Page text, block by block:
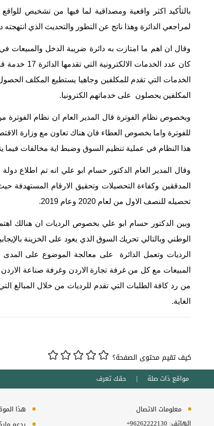
بالتأكيد اكثر واقعية ‏ومصداقية لما فيها من ‏تشخيص
لمراجعي الدائرة وهذا ناتج عن التطور والتحديث الذي
وقال ان اهم ما امتازت به دائرة ضريبة الدخل
الخدمات التي تقدم للمكلفين وجاهيا يستطيع المكلف
‏المكلفين ‏يحصلون على خدماتهم الكترونيا. ‏
وبخصوص نظام الفوترة قال المدير العام ان نظام الفوترة
للفوترة واما بخصوص العطاء فان ‏هناك ‏تعاون مع وزارة
هذا النظام في عملية تنظيم السوق وضبط اية مخالفات فيما
وقال المدير العام الدكتور حسام ابو علي انه تم اطلاع
‏المدققين وكفاءة التحصيلات وتحقيق الارقام ‏المستهدفة
تحصيله للنصف الاول من لعام 2020 ‏وعام 2019.‏
وبين الدكتور حسام ابو علي بخصوص الرديات ان هنالك
الوطني وبالتالي تحريك السوق الذي ‏يعود ‏على الخزينة
الرديات وتعمل الدائرة على معالجة الموضوع على
المبيعات مع كل من ‏غرفة تجارة الاردن وغرفة صناعة
من رد كافة الطلبات التي تقدم ‏للرديات من خلال المبالغ
‏الغاية. ‏
كيف تقيم محتوى الصفحة؟
مواقع ذات صلة حقك تعرف
معلومات الاتصال
الهاتف: +96262222130
هذا